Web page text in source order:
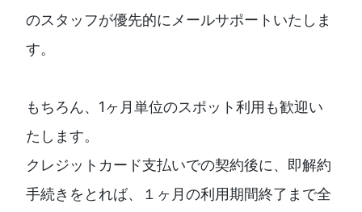
のスタッフが優先的にメールサポートいたしま
す。
もちろん、1ヶ月単位のスポット利用も歓迎い
たします。
クレジットカード支払いでの契約後に、即解約
手続きをとれば、１ヶ月の利用期間終了まで全